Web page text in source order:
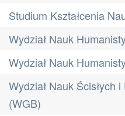
Studium Kształcenia
Wydział Nauk
Wydział Nauk
Wydział Nauk Ścisłych
(WGB)